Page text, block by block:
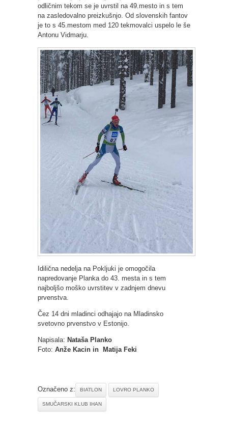
odličnim tekom se je uvrstil na 49.mesto in s tem
na zasledovalno preizkušnjo. Od slovenskih fantov
je to s 45.mestom med 120 tekmovalci uspelo le še
Antonu Vidmarju.
Idilična nedelja na Pokljuki je omogočila
napredovanje Planka do 43. mesta in s tem
najboljšo moško uvrstitev v zadnjem dnevu
prvenstva.
Čez 14 dni mladinci odhajajo na Mladinsko
svetovno prvenstvo v Estonijo.
Napisala: Nataša Planko
Foto: Anže Kacin in Matija Feki
Označeno z: BIATLON LOVRO PLANKO
SMUČARSKI KLUB IHAN